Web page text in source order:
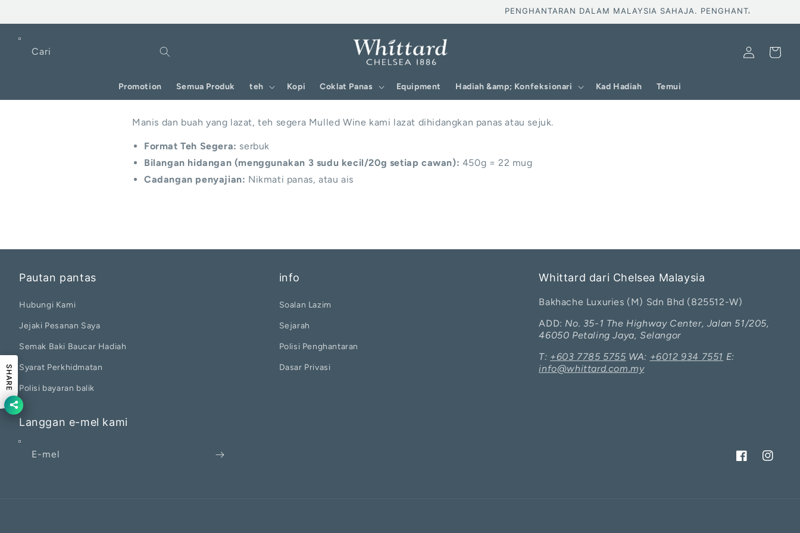
kandungan
PENGHANTARAN DALAM MALAYSIA SAHAJA. PENGHANTARAN
Cari
Promotion Semua Produk teh Kopi Coklat Panas Equipment Hadiah &amp; Konfeksionari Kad Hadiah Temui
Log
masuk
Troli
Manis dan buah yang lazat, teh segera Mulled Wine kami lazat dihidangkan panas atau sejuk.
Format Teh Segera: serbuk
Bilangan hidangan (menggunakan 3 sudu kecil/20g setiap cawan): 450g = 22 mug
Cadangan penyajian: Nikmati panas, atau ais
Pautan pantas
Hubungi Kami
Jejaki Pesanan Saya
Semak Baki Baucar Hadiah
Syarat Perkhidmatan
Polisi bayaran balik
info
Soalan Lazim
Sejarah
Polisi Penghantaran
Dasar Privasi
Whittard dari Chelsea Malaysia
Bakhache Luxuries (M) Sdn Bhd (825512-W)
ADD: No. 35-1 The Highway Center, Jalan 51/205,
46050 Petaling Jaya, Selangor
T: +603 7785 5755 WA: +6012 934 7551 E:
info@whittard.com.my
Langgan e-mel kami
E-mel
Facebook
SHARE